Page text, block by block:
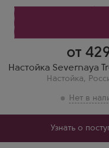
от
Настойка Severnaya
Настойка,
Узнать о